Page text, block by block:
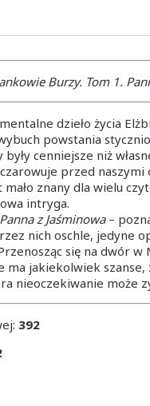
Burzy. Tom 1.
dzieło życia
powstania
cenniejsze niż
przed
mało znany dla wielu
intryga.
Panna z Jaśminowa–
nich oschle, jedyne
się na dwór
ma jakiekolwiek
nieoczekiwanie może
392